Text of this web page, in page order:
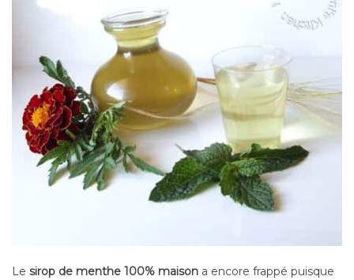
Le sirop de menthe 100% maison a encore frappé puisque